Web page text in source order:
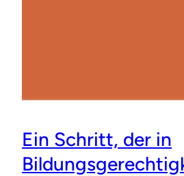
Ein Schritt, der in